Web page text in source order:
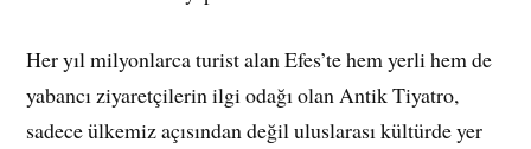
Her yıl milyonlarca turist alan Efes’te hem yerli hem de
yabancı ziyaretçilerin ilgi odağı olan Antik Tiyatro,
sadece ülkemiz açısından değil uluslarası kültürde yer